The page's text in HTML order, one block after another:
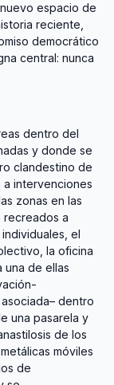
espacio de
reciente,
democrático
central: nunca
dentro del
y donde se
clandestino de
intervenciones
zonas en las
recreados a
el
la oficina
una de ellas
dentro
una pasarela y
de los
móviles
de